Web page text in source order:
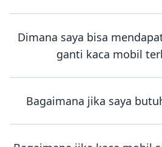
Dimana saya bisa
ganti kaca mobil
Bagaimana jika saya